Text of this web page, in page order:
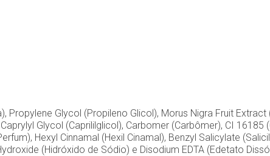
Propylene Glycol (Propileno Glicol), Morus Nigra Fruit
Glycol (Caprililglicol), Carbomer (Carbômer), CI
Hexyl Cinnamal (Hexil Cinamal), Benzyl Salicylate
(Hidróxido de Sódio) e Disodium EDTA (Edetato